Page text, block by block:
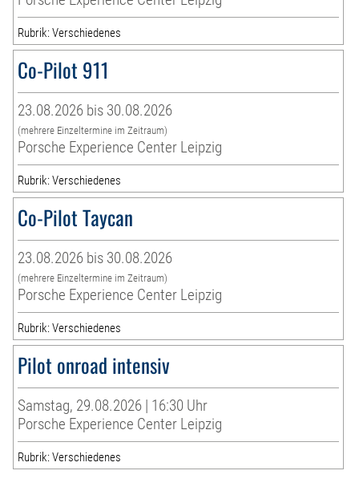
Rubrik: Verschiedenes
Co-Pilot 911
23.08.2026 bis 30.08.2026
(mehrere Einzeltermine im Zeitraum)
Porsche Experience Center Leipzig
Rubrik: Verschiedenes
Co-Pilot Taycan
23.08.2026 bis 30.08.2026
(mehrere Einzeltermine im Zeitraum)
Porsche Experience Center Leipzig
Rubrik: Verschiedenes
Pilot onroad intensiv
Samstag, 29.08.2026 | 16:30 Uhr
Porsche Experience Center Leipzig
Rubrik: Verschiedenes